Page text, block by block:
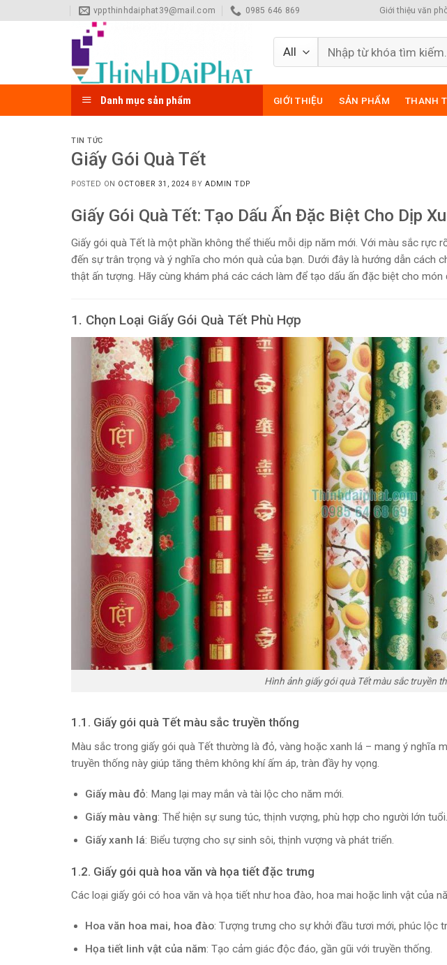
to
vppthinhdaiphat39@mail.com 0985 646 869 Giới thiệu văn
Search
Danh mục sản phẩm GIỚI THIỆU SẢN PHẨM THANH
TIN TỨC
Giấy Gói Quà Tết
POSTED ON OCTOBER 31, 2024 BY ADMIN TDP
Giấy Gói Quà Tết: Tạo Dấu Ấn Đặc Biệt Cho Dịp
Giấy gói quà Tết là một phần không thể thiếu mỗi dịp năm mới. Với màu sắc rực
đến sự trân trọng và ý nghĩa cho món quà của bạn. Dưới đây là hướng dẫn cách
thật ấn tượng. Hãy cùng khám phá các cách làm để tạo dấu ấn đặc biệt cho món
1. Chọn Loại Giấy Gói Quà Tết Phù Hợp
Hình ảnh giấy gói quà Tết màu sắc truyền
1.1. Giấy gói quà Tết màu sắc truyền thống
Màu sắc trong giấy gói quà Tết thường là đỏ, vàng hoặc xanh lá – mang ý nghĩa
truyền thống này giúp tăng thêm không khí ấm áp, tràn đầy hy vọng.
Giấy màu đỏ: Mang lại may mắn và tài lộc cho năm mới.
Giấy màu vàng: Thể hiện sự sung túc, thịnh vượng, phù hợp cho người lớn tuổi.
Giấy xanh lá: Biểu tượng cho sự sinh sôi, thịnh vượng và phát triển.
1.2. Giấy gói quà hoa văn và họa tiết đặc trưng
Các loại giấy gói có hoa văn và họa tiết như hoa đào, hoa mai hoặc linh vật của
Hoa văn hoa mai, hoa đào: Tượng trưng cho sự khởi đầu tươi mới, phúc lộc
Họa tiết linh vật của năm: Tạo cảm giác độc đáo, gần gũi với truyền thống.